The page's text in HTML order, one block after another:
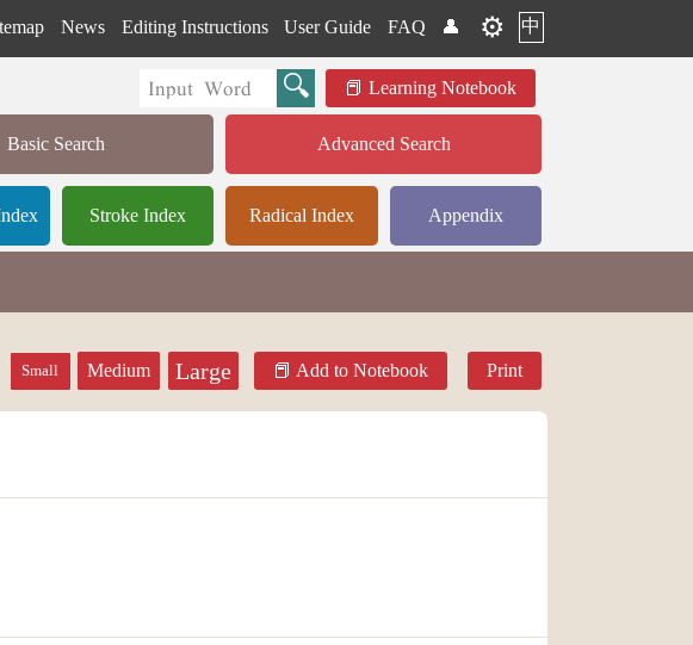
News Editing Instructions User Guide FAQ 👤 ⚙️ 中
Learning Notebook
Basic Search Advanced Search
Stroke Index Radical Index Appendix
Small Medium Large Add to Notebook Print